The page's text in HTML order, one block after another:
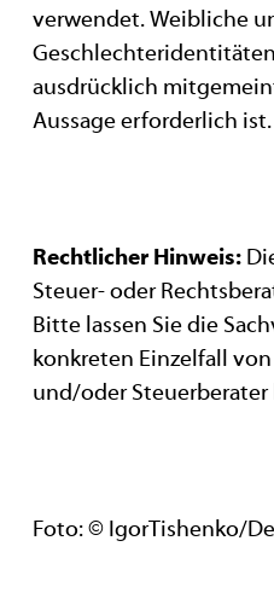
verwendet. Weibliche
ausdrücklich
Aussage erforderlich ist.
Rechtlicher Hinweis:
Steuer- oder
Bitte lassen Sie die
konkreten Einzelfall
und/oder Steuerberater
Foto: © IgorTishenko/